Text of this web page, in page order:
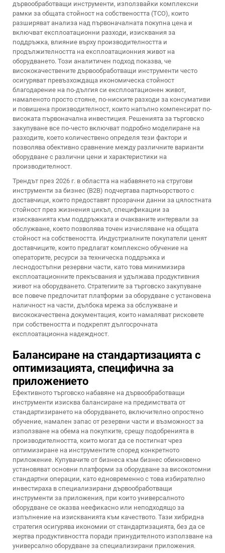
дървообработващи инструменти, използвайки комплексни
рамки за общата стойност на собствеността (TCO), които
разширяват анализа над първоначалната покупна цена и
включват експлоатационни разходи, изисквания за
поддръжка, влияние върху производителността и
продължителността на експлоатационния живот на
оборудването. Този аналитичен подход показва, че
висококачествените дървообработващи инструменти често
осигуряват превъзхождаща икономическа стойност
благодарение на по-дългия си експлоатационен живот,
намаленото просто стояне, по-ниските разходи за консумативи
и повишена производителност, които напълно компенсират по-
високата първоначална инвестиция. Решенията за търговско
закупуване все по-често включват подробно моделиране на
разходите, което количествено определя тези фактори и
позволява обективно сравнение между различните варианти
оборудване с различни цени и характеристики на
производителност.
Трендът през 2026 г. в областта на набавянето на стругови
инструменти за бизнес (B2B) подчертава партньорството с
доставчици, които предоставят прозрачни данни за цялостната
стойност през жизнения цикъл, спецификации за
изискванията към поддръжката и очакваните интервали за
обслужване, което позволява точен изчисляване на общата
стойност на собствеността. Индустриалните покупатели ценят
доставчиците, които предлагат комплексно обучение на
операторите, ресурси за техническа поддръжка и
леснодостъпни резервни части, като това минимизира
експлоатационните прекъсвания и удължава продуктивния
живот на оборудването. Стратегиите за търговско закупуване
все повече предпочитат платформи за оборудване с установена
наличност на части, дълбока мрежа за обслужване и
висококачествена документация, които намаляват рисковете
при собствеността и подкрепят дългосрочната
експлоатационна надеждност.
Балансиране на стандартизацията с
оптимизацията, специфична за
приложението
Ефективното търговско набавяне на дървообработващи
инструменти изисква балансиране на предимствата от
стандартизирането на оборудването, включително опростено
обучение, намален запас от резервни части и възможност за
използване на обема на покупките, срещу подобренията в
производителността, които могат да се постигнат чрез
оптимизиране на инструментите според конкретното
приложение. Купувачите от бизнеса към бизнес обикновено
установяват основни платформи за оборудване за високотомни
стандартни операции, като едновременно с това избирателно
инвестираха в специализирани дървообработващи
инструменти за приложения, при които универсалното
оборудване се оказва неефикасно или неподходящо за
изпълнение на изискванията към качеството. Тази хибридна
стратегия осигурява икономии от стандартизацията, без да се
жертва продуктивността поради принудителното използване на
универсално оборудване за специализирани приложения.